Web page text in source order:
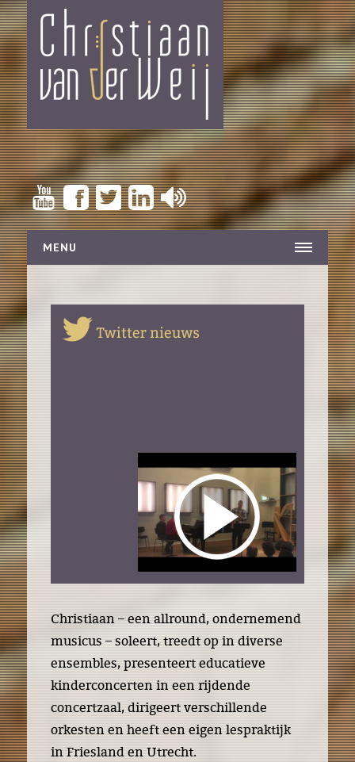
MENU
BIOGRAFIE
CD
CONTACT
Christiaan – een allround, ondernemend
musicus – soleert, treedt op in diverse
ensembles, presenteert educatieve
kinderconcerten in een rijdende
concertzaal, dirigeert verschillende
orkesten en heeft een eigen lespraktijk
in Friesland en Utrecht.